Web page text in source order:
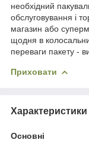
необхідний
обслуговування і
магазин або
щодня в
переваги пакету -
Приховати
Характеристики
Основні